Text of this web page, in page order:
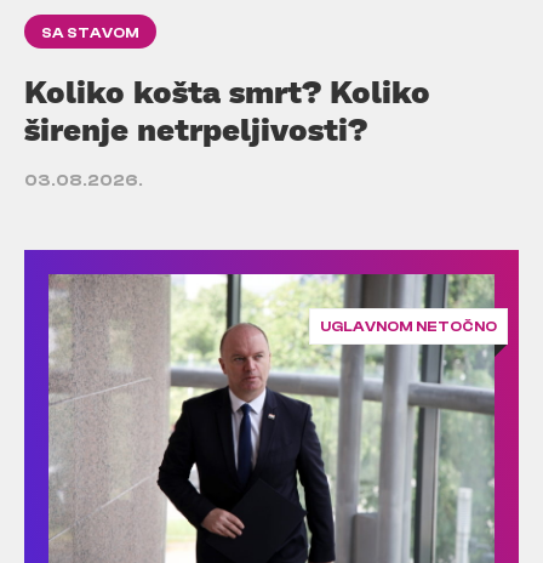
SA STAVOM
Koliko košta smrt? Koliko
širenje netrpeljivosti?
03.08.2026.
UGLAVNOM NETOČNO